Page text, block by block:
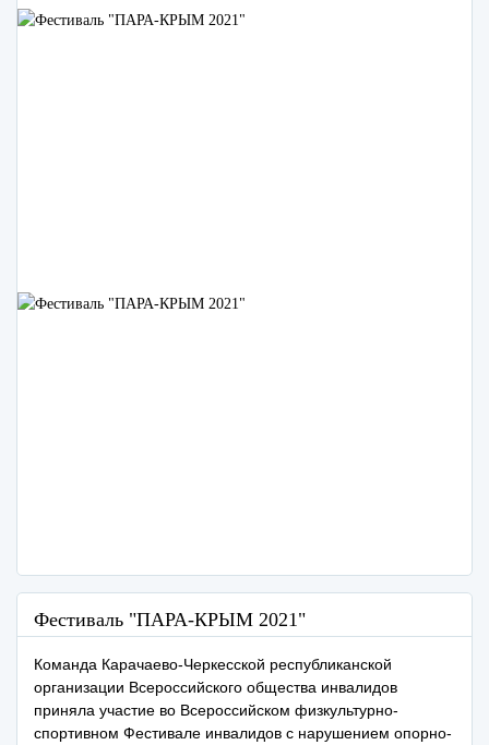
Фестиваль "ПАРА-КРЫМ 2021"
Команда Карачаево-Черкесской республиканской
организации Всероссийского общества инвалидов
приняла участие во Всероссийском физкультурно-
спортивном Фестивале инвалидов с нарушением опорно-